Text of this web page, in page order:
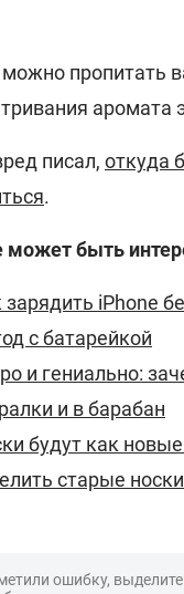
пропитать
аромата
писал, откуда
.
быть
зарядить iPhone
с батарейкой
и гениально:
и в барабан
будут как
старые носки
ошибку,